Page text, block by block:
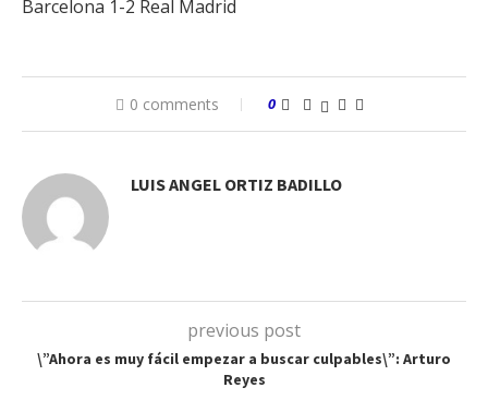
Barcelona 1-2 Real Madrid
0 comments 0
LUIS ANGEL ORTIZ BADILLO
previous post
\”Ahora es muy fácil empezar a buscar culpables\”: Arturo
Reyes